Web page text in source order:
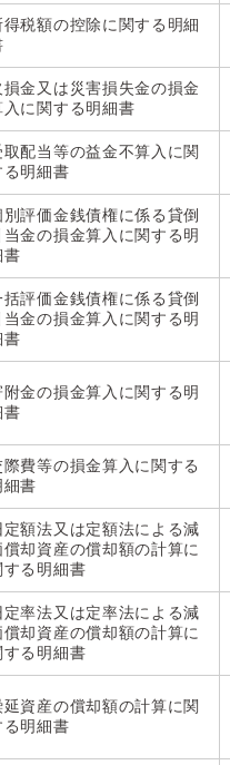
得税額の控除に関する明細
損金又は災害損失金の損金
入に関する明細書
取配当等の益金不算入に関
る明細書
別評価金銭債権に係る貸倒
当金の損金算入に関する明
書
括評価金銭債権に係る貸倒
当金の損金算入に関する明
書
附金の損金算入に関する明
書
際費等の損金算入に関する
細書
定額法又は定額法による減
償却資産の償却額の計算に
する明細書
定率法又は定率法による減
償却資産の償却額の計算に
する明細書
延資産の償却額の計算に関
る明細書